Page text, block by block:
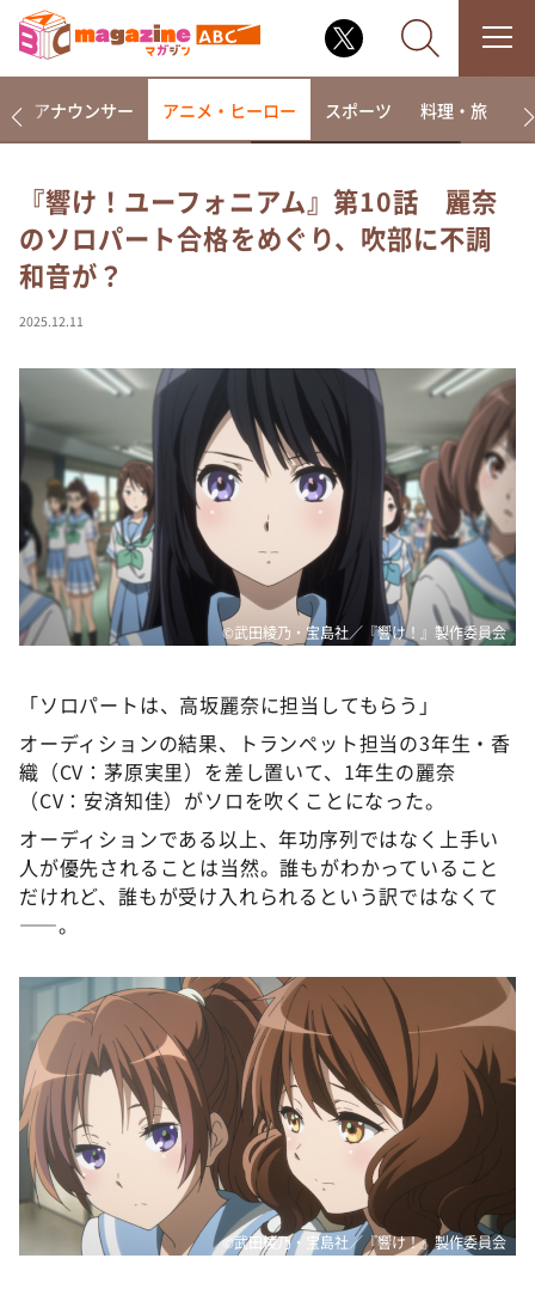
なるみ・岡村の過ぎるTV
相席食堂
これ余談なんですけど・・・
て真剣です
探偵！ナイトスクープ
news おかえり
河合＆A.B.C-Z塚田×福井アナ「なんでやねん！？」
（news おかえり）
DAIGOも台所 ～きょうの献立 何にする？～
本日はダイアンなり！シーズン２
朝だ！生です旅サラダ
ＬＩＦＥ～夢のカタチ～
新婚さんいらっしゃい！
ポツンと一軒家
ザキ山小屋本館
ぺこぱのまるスポ
アナウンサー アニメ・ヒーロー スポーツ 料理・旅
『響け！ユーフォニアム』第10話 麗奈
のソロパート合格をめぐり、吹部に不調
和音が？
2025.12.11
©武田綾乃・宝島社／『響け！』製作委員会
「ソロパートは、高坂麗奈に担当してもらう」
オーディションの結果、トランペット担当の3年生・香
織（CV：茅原実里）を差し置いて、1年生の麗奈
（CV：安済知佳）がソロを吹くことになった。
オーディションである以上、年功序列ではなく上手い
人が優先されることは当然。誰もがわかっていること
だけれど、誰もが受け入れられるという訳ではなくて
——。
©武田綾乃・宝島社／『響け！』製作委員会